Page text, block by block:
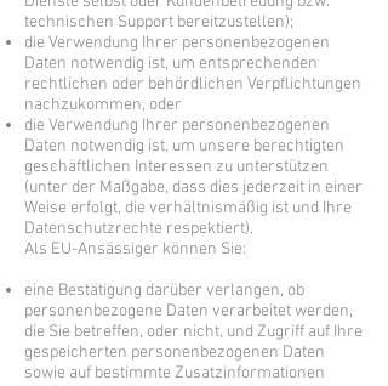
technischen Support bereitzustellen);
die Verwendung Ihrer personenbezogenen
Daten notwendig ist, um entsprechenden
rechtlichen oder behördlichen Verpflichtungen
nachzukommen, oder
die Verwendung Ihrer personenbezogenen
Daten notwendig ist, um unsere berechtigten
geschäftlichen Interessen zu unterstützen
(unter der Maßgabe, dass dies jederzeit in einer
Weise erfolgt, die verhältnismäßig ist und Ihre
Datenschutzrechte respektiert).
Als EU-Ansässiger können Sie:
eine Bestätigung darüber verlangen, ob
personenbezogene Daten verarbeitet werden,
die Sie betreffen, oder nicht, und Zugriff auf Ihre
gespeicherten personenbezogenen Daten
sowie auf bestimmte Zusatzinformationen